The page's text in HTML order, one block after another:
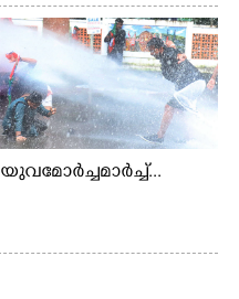
യുവമോർച്ചമാർച്ച്...